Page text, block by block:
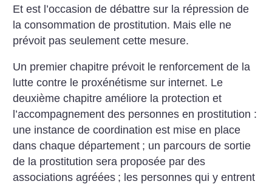
Et est l’occasion de débattre sur la répression de
la consommation de prostitution. Mais elle ne
prévoit pas seulement cette mesure.
Un premier chapitre prévoit le renforcement de la
lutte contre le proxénétisme sur internet. Le
deuxième chapitre améliore la protection et
l’accompagnement des personnes en prostitution :
une instance de coordination est mise en place
dans chaque département ; un parcours de sortie
de la prostitution sera proposée par des
associations agréées ; les personnes qui y entrent